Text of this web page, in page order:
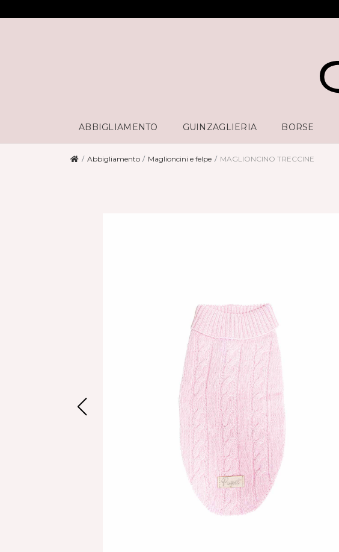
ABBIGLIAMENTO GUINZAGLIERIA BORSE
Abbigliamento Maglioncini e felpe MAGLIONCINO TRECCINE